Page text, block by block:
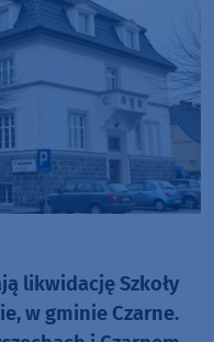
likwidację Szkoły
w gminie Czarne.